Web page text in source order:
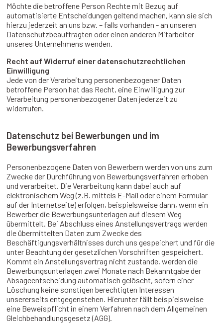
Möchte die betroffene Person Rechte mit Bezug auf
automatisierte Entscheidungen geltend machen, kann sie sich
hierzu jederzeit an uns bzw. – falls vorhanden - an unseren
Datenschutzbeauftragten oder einen anderen Mitarbeiter
unseres Unternehmens wenden.
Recht auf Widerruf einer datenschutzrechtlichen
Einwilligung
Jede von der Verarbeitung personenbezogener Daten
betroffene Person hat das Recht, eine Einwilligung zur
Verarbeitung personenbezogener Daten jederzeit zu
widerrufen.
Datenschutz bei Bewerbungen und im
Bewerbungsverfahren
Personenbezogene Daten von Bewerbern werden von uns zum
Zwecke der Durchführung von Bewerbungsverfahren erhoben
und verarbeitet. Die Verarbeitung kann dabei auch auf
elektronischem Weg (z.B. mittels E-Mail oder einem Formular
auf der Internetseite) erfolgen, beispielsweise dann, wenn ein
Bewerber die Bewerbungsunterlagen auf diesem Weg
übermittelt. Bei Abschluss eines Anstellungsvertrags werden
die übermittelten Daten zum Zwecke des
Beschäftigungsverhältnisses durch uns gespeichert und für die
unter Beachtung der gesetzlichen Vorschriften gespeichert.
Kommt ein Anstellungsvertrag nicht zustande, werden die
Bewerbungsunterlagen zwei Monate nach Bekanntgabe der
Absageentscheidung automatisch gelöscht, sofern einer
Löschung keine sonstigen berechtigten Interessen
unsererseits entgegenstehen. Hierunter fällt beispielsweise
eine Beweispflicht in einem Verfahren nach dem Allgemeinen
Gleichbehandlungsgesetz (AGG).